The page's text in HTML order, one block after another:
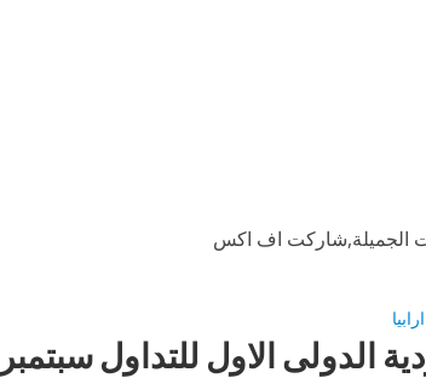
الجميلة,شاركت اف اكس
الدولى الاول للتداول سبتمبر